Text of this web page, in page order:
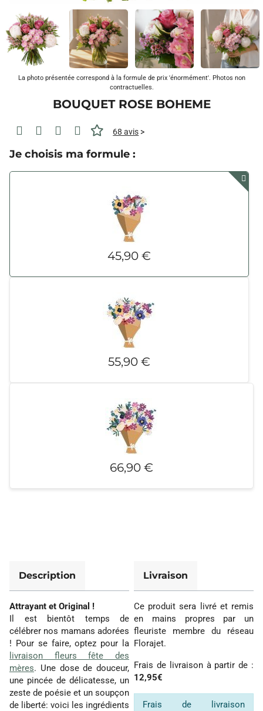
La photo présentée correspond à la formule de prix 'énormément'. Photos non
contractuelles.
BOUQUET ROSE BOHEME
68 avis >
Je choisis ma formule :
45,90 €
55,90 €
66,90 €
Description
Attrayant et Original !
Il est bientôt temps de
célébrer nos mamans adorées
! Pour se faire, optez pour la
livraison fleurs fête des
mères. Une dose de douceur,
une pincée de délicatesse, un
zeste de poésie et un soupçon
de liberté: voici les ingrédients
Livraison
Ce produit sera livré et remis
en mains propres par un
fleuriste membre du réseau
Florajet.
Frais de livraison à partir de :
12,95€
Frais de livraison